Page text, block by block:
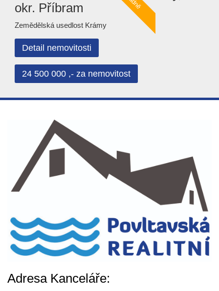
okr. Příbram
Zemědělská usedlost Krámy
Detail nemovitosti
24 500 000 ,- za nemovitost
Adresa Kanceláře: